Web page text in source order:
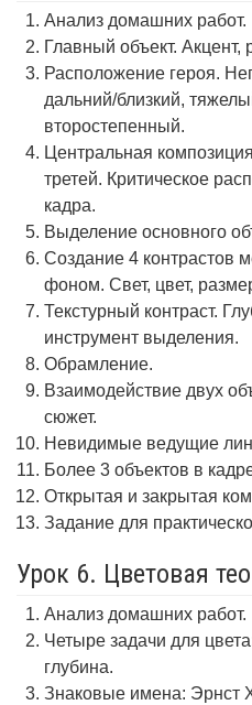
Анализ домашних работ.
Главный объект. Акцент,
Расположение героя.
дальний/близкий,
второстепенный.
Центральная
третей. Критическое
кадра.
Выделение основного
Создание 4 контрастов
фоном. Свет, цвет,
Текстурный контраст.
инструмент выделения.
Обрамление.
Взаимодействие двух
сюжет.
Невидимые ведущие
Более 3 объектов в
Открытая и закрытая
Задание для
Урок 6. Цветовая
Анализ домашних работ.
Четыре задачи для
глубина.
Знаковые имена: Эрнст